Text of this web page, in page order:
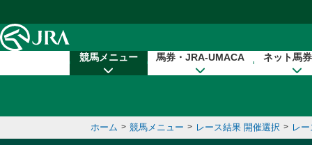
競馬メニュー 馬券・JRA-UMACA ネット馬
ホーム > 競馬メニュー > レース結果 開催選択 > レ